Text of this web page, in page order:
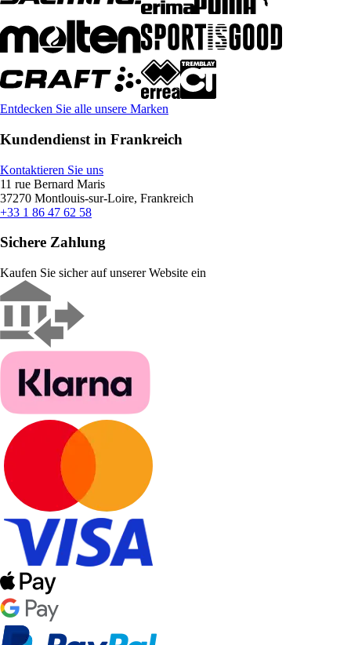
Entdecken Sie alle unsere Marken
Kundendienst in Frankreich
Kontaktieren Sie uns
11 rue Bernard Maris
37270 Montlouis-sur-Loire, Frankreich
+33 1 86 47 62 58
Sichere Zahlung
Kaufen Sie sicher auf unserer Website ein